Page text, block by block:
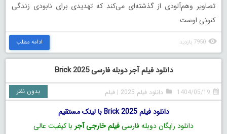
تصاویر وهم‌آلودی از گذشته‌ای می‌کند که تهدیدی برای نابودی زندگی
کنونی اوست.
7950 بازدید ادامه مطلب
دانلود فیلم آجر دوبله فارسی Brick 2025
1404/05/19 دانلود فیلم 2025 |فیلم بدون نظر
دانلود فیلم Brick 2025 با لینک مستقیم
دانلود رایگان دوبله فارسیفیلم خارجی آجر با کیفیت عالی